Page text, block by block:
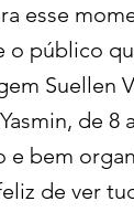
esse
o público
Suellen
de 8
bem
de ver